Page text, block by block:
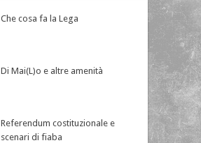
Che cosa fa la Lega
Di Mai(L)o e altre amenità
Referendum costituzionale e
scenari di fiaba